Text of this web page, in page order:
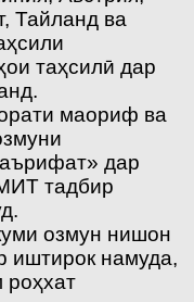
Тайланд ва
таҳсилӣ дар
маориф ва
дар
тадбир
озмун нишон
иштирок намуда,